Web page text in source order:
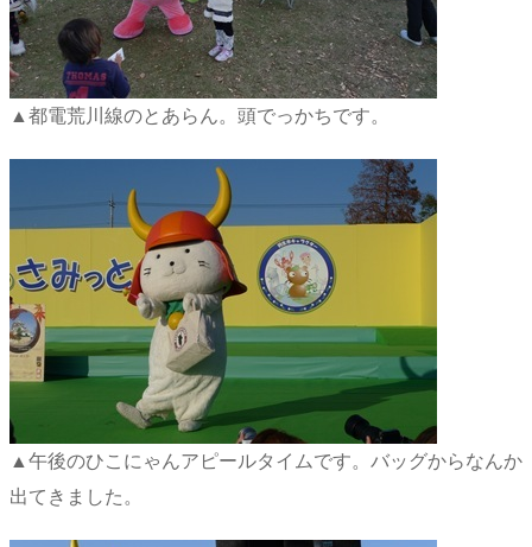
▲都電荒川線のとあらん。頭でっかちです。
▲午後のひこにゃんアピールタイムです。バッグからなんか
出てきました。